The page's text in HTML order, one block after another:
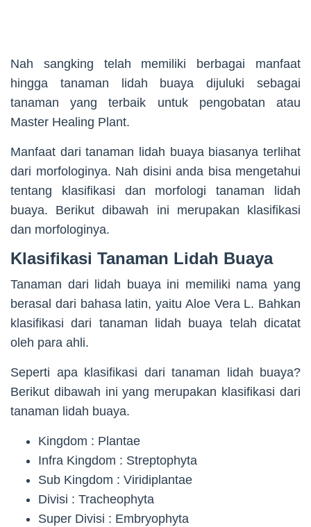
Nah sangking telah memiliki berbagai manfaat
hingga tanaman lidah buaya dijuluki sebagai
tanaman yang terbaik untuk pengobatan atau
Master Healing Plant.
Manfaat dari tanaman lidah buaya biasanya terlihat
dari morfologinya. Nah disini anda bisa mengetahui
tentang klasifikasi dan morfologi tanaman lidah
buaya. Berikut dibawah ini merupakan klasifikasi
dan morfologinya.
Klasifikasi Tanaman Lidah Buaya
Tanaman dari lidah buaya ini memiliki nama yang
berasal dari bahasa latin, yaitu Aloe Vera L. Bahkan
klasifikasi dari tanaman lidah buaya telah dicatat
oleh para ahli.
Seperti apa klasifikasi dari tanaman lidah buaya?
Berikut dibawah ini yang merupakan klasifikasi dari
tanaman lidah buaya.
Kingdom : Plantae
Infra Kingdom : Streptophyta
Sub Kingdom : Viridiplantae
Divisi : Tracheophyta
Super Divisi : Embryophyta